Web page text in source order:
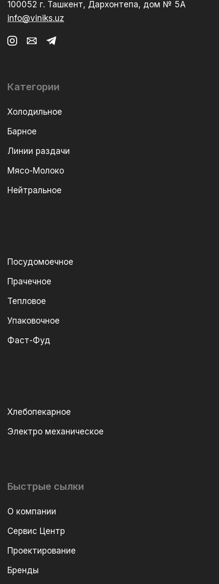
100052 г. Ташкент, Дархонтепа, дом № 5А
info@viniks.uz
Категории
Холодильное
Барное
Линии раздачи
Мясо-Молоко
Нейтральное
Посудомоечное
Прачечное
Тепловое
Упаковочное
Фаст-Фуд
Хлебопекарное
Электро механическое
Быстрые сылки
О компании
Сервис Центр
Проектирование
Бренды